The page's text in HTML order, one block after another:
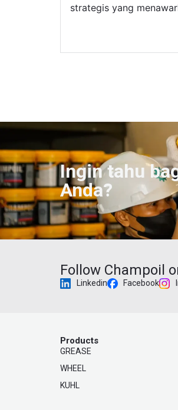
strategis yang
Ingin tahu
Anda?
Follow Champoil
Linkedin Facebook
Products
GREASE
WHEEL
KUHL